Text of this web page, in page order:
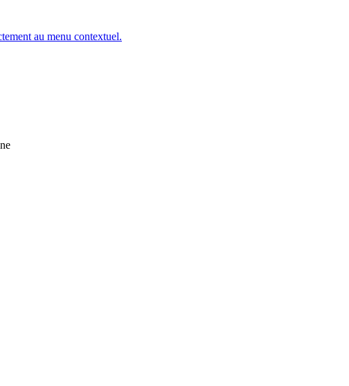
au menu contextuel.